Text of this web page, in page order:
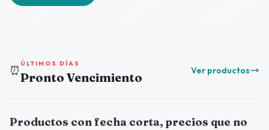
⏰ ÚLTIMOS DÍAS
Pronto Vencimiento Ver productos
Productos con fecha corta, precios que no